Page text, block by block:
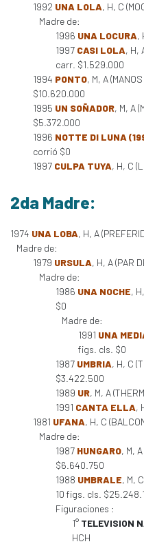
1992 UNA LOLA, H, C
Madre de:
1996 UNA LOCURA,
1997 CASI LOLA, H,
carr. $1.529.000
1994 PONTO, M, A
$10.620.000
1995 UN SOÑADOR, M, A
$5.372.000
1996 NOTTE DI LUNA
corrió $0
1997 CULPA TUYA, H, C
2da Madre:
1974 UNA LOBA, H, A
Madre de:
1979 URSULA, H, A (PAR
Madre de:
1986 UNA NOCHE,
$0
Madre de:
1991 UNA
figs. cls. $0
1987 UMBRIA, H, C
$3.422.500
1989 UR, M, A
1991 CANTA ELLA,
1981 UFANA, H, C
Madre de:
1987 HUNGARO, M,
$6.640.750
1988 UMBRALE, M,
10 figs. cls.
Figuraciones :
1° TELEVISION
HCH